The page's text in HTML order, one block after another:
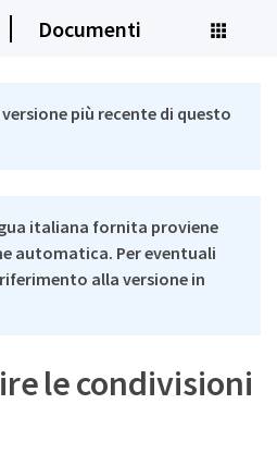
Documenti
più recente di questo
italiana fornita proviene
automatica. Per eventuali
alla versione in
le condivisioni